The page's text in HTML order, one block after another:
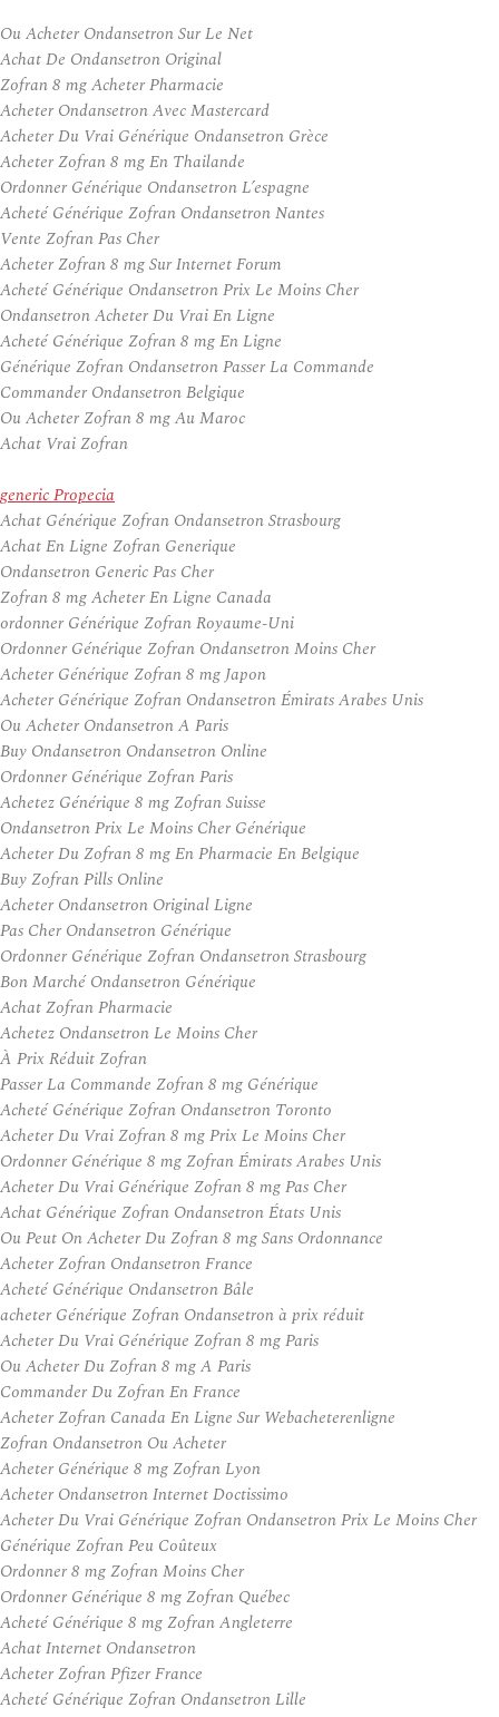
Ou Acheter Ondansetron Sur Le Net
Achat De Ondansetron Original
Zofran 8 mg Acheter Pharmacie
Acheter Ondansetron Avec Mastercard
Acheter Du Vrai Générique Ondansetron Grèce
Acheter Zofran 8 mg En Thailande
Ordonner Générique Ondansetron L’espagne
Acheté Générique Zofran Ondansetron Nantes
Vente Zofran Pas Cher
Acheter Zofran 8 mg Sur Internet Forum
Acheté Générique Ondansetron Prix Le Moins Cher
Ondansetron Acheter Du Vrai En Ligne
Acheté Générique Zofran 8 mg En Ligne
Générique Zofran Ondansetron Passer La Commande
Commander Ondansetron Belgique
Ou Acheter Zofran 8 mg Au Maroc
Achat Vrai Zofran
generic Propecia
Achat Générique Zofran Ondansetron Strasbourg
Achat En Ligne Zofran Generique
Ondansetron Generic Pas Cher
Zofran 8 mg Acheter En Ligne Canada
ordonner Générique Zofran Royaume-Uni
Ordonner Générique Zofran Ondansetron Moins Cher
Acheter Générique Zofran 8 mg Japon
Acheter Générique Zofran Ondansetron Émirats Arabes Unis
Ou Acheter Ondansetron A Paris
Buy Ondansetron Ondansetron Online
Ordonner Générique Zofran Paris
Achetez Générique 8 mg Zofran Suisse
Ondansetron Prix Le Moins Cher Générique
Acheter Du Zofran 8 mg En Pharmacie En Belgique
Buy Zofran Pills Online
Acheter Ondansetron Original Ligne
Pas Cher Ondansetron Générique
Ordonner Générique Zofran Ondansetron Strasbourg
Bon Marché Ondansetron Générique
Achat Zofran Pharmacie
Achetez Ondansetron Le Moins Cher
À Prix Réduit Zofran
Passer La Commande Zofran 8 mg Générique
Acheté Générique Zofran Ondansetron Toronto
Acheter Du Vrai Zofran 8 mg Prix Le Moins Cher
Ordonner Générique 8 mg Zofran Émirats Arabes Unis
Acheter Du Vrai Générique Zofran 8 mg Pas Cher
Achat Générique Zofran Ondansetron États Unis
Ou Peut On Acheter Du Zofran 8 mg Sans Ordonnance
Acheter Zofran Ondansetron France
Acheté Générique Ondansetron Bâle
acheter Générique Zofran Ondansetron à prix réduit
Acheter Du Vrai Générique Zofran 8 mg Paris
Ou Acheter Du Zofran 8 mg A Paris
Commander Du Zofran En France
Acheter Zofran Canada En Ligne Sur Webacheterenligne
Zofran Ondansetron Ou Acheter
Acheter Générique 8 mg Zofran Lyon
Acheter Ondansetron Internet Doctissimo
Acheter Du Vrai Générique Zofran Ondansetron Prix Le Moins Cher
Générique Zofran Peu Coûteux
Ordonner 8 mg Zofran Moins Cher
Ordonner Générique 8 mg Zofran Québec
Acheté Générique 8 mg Zofran Angleterre
Achat Internet Ondansetron
Acheter Zofran Pfizer France
Acheté Générique Zofran Ondansetron Lille